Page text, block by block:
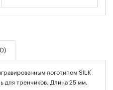
логотипом SILK
для тренчиков. Длина 25 мм.